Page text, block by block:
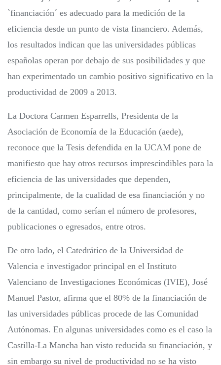
`financiación´ es adecuado para la medición de la
eficiencia desde un punto de vista financiero. Además,
los resultados indican que las universidades públicas
españolas operan por debajo de sus posibilidades y que
han experimentado un cambio positivo significativo en la
productividad de 2009 a 2013.
La Doctora Carmen Esparrells, Presidenta de la
Asociación de Economía de la Educación (aede),
reconoce que la Tesis defendida en la UCAM pone de
manifiesto que hay otros recursos imprescindibles para la
eficiencia de las universidades que dependen,
principalmente, de la cualidad de esa financiación y no
de la cantidad, como serían el número de profesores,
publicaciones o egresados, entre otros.
De otro lado, el Catedrático de la Universidad de
Valencia e investigador principal en el Instituto
Valenciano de Investigaciones Económicas (IVIE), José
Manuel Pastor, afirma que el 80% de la financiación de
las universidades públicas procede de las Comunidad
Autónomas. En algunas universidades como es el caso la
Castilla-La Mancha han visto reducida su financiación, y
sin embargo su nivel de productividad no se ha visto